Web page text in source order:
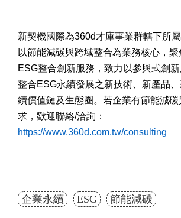
新契機國際為360d才庫事業群轄下所
以節能減碳與跨域整合為業務核心，
ESG整合創新服務，致力以參與式創
整合ESG永續發展之新技術、新產品
續價值鏈及生態圈。若企業有節能減
求，歡迎聯絡/洽詢：
https://www.360d.com.tw/consulting
企業永續 ESG 節能減碳